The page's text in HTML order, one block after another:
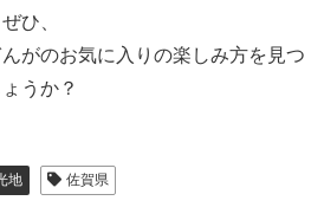
ひ、
がのお気に入りの楽しみ方を見つ
うか？
地 佐賀県